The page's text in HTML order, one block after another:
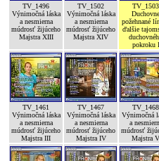
TV_1496
Výnimočná láska
a nesmierna
múdrosť žijúceho
Majstra XIII
TV_1502
Výnimočná láska
a nesmierna
múdrosť žijúceho
Majstra XIV
TV_1503
Duchovne
požehnané
ďalšie
pokroku I
TV_1461
Výnimočná láska
a nesmierna
múdrosť žijúceho
Majstra III
TV_1467
Výnimočná láska
a nesmierna
múdrosť žijúceho
Majstra IV
TV_1468
Výnimočná
a
múdrosť
Majstra V